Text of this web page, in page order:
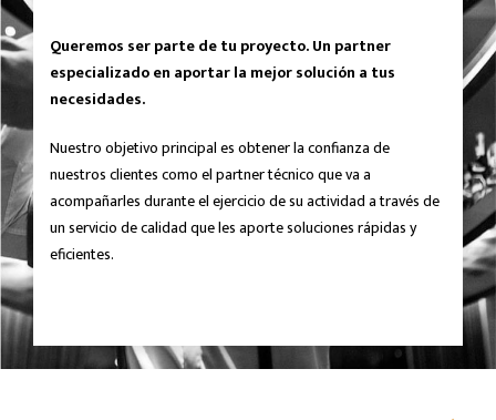
Queremos ser parte de tu proyecto. Un partner
especializado en aportar la mejor solución a tus
necesidades.
Nuestro objetivo principal es obtener la confianza de
nuestros clientes como el partner técnico que va a
acompañarles durante el ejercicio de su actividad a través de
un servicio de calidad que les aporte soluciones rápidas y
eficientes.